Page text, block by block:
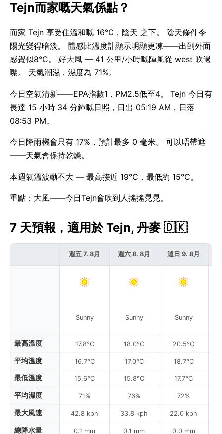
Tejn而家嘅天氣係點？
而家 Tejn 享受住溫和嘅 16°C，陰天 之下。 陰天條件令
陽光變得暗淡。 體感比溫度計顯示明顯更凍——出到外面
感覺似8°C。 好大風 — 41 公里/小時嘅陣風從 west 吹過
嚟。 天氣潮濕，濕度為 71%。
今日空氣清新——EPA指數1，PM2.5低至4。 Tejn 今日有
長達 15 小時 34 分鐘嘅日照，日出 05:19 AM，日落
08:53 PM。
今日降雨機會只有 17%，預計最多 0 毫米。 可以唔帶遮
——天氣會保持乾燥。
本週氣溫波動不大 — 最高接近 19°C，最低約 15°C。
重點：大風——今日Tejn會吹到人搖搖晃晃。
7 天預報，適用於 Tejn, 丹麥 🇩🇰
最高溫度
平均溫度
最低溫度
平均濕度
最大風速
總降水量
週五 7. 8月
Sunny
17.8°C
16.7°C
15.6°C
71%
42.8 kph
0.1 mm
週六 8. 8月
Sunny
18.0°C
17.0°C
15.8°C
76%
33.8 kph
0.1 mm
週日 9. 8月
Sunny
20.5°C
18.7°C
17.7°C
72%
22.0 kph
0.0 mm